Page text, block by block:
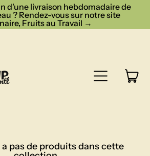
d'une livraison hebdomadaire de
? Rendez-vous sur notre site
Fruits au Travail →
Menu
a pas de produits dans cette